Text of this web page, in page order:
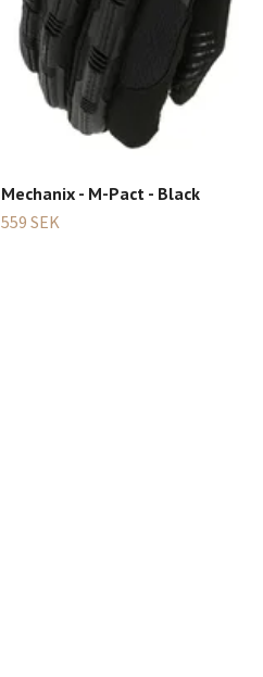
Mechanix - M-Pact - Black
559 SEK